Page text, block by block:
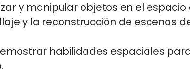
y manipular objetos en el espacio
y la reconstrucción de escenas
habilidades espaciales